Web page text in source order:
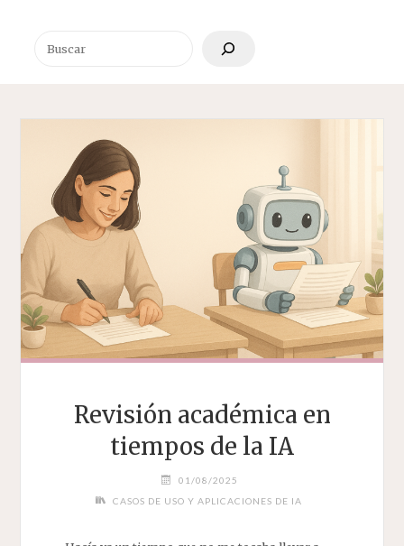
Revisión académica en
tiempos de la IA
01/08/2025
CASOS DE USO Y APLICACIONES DE IA